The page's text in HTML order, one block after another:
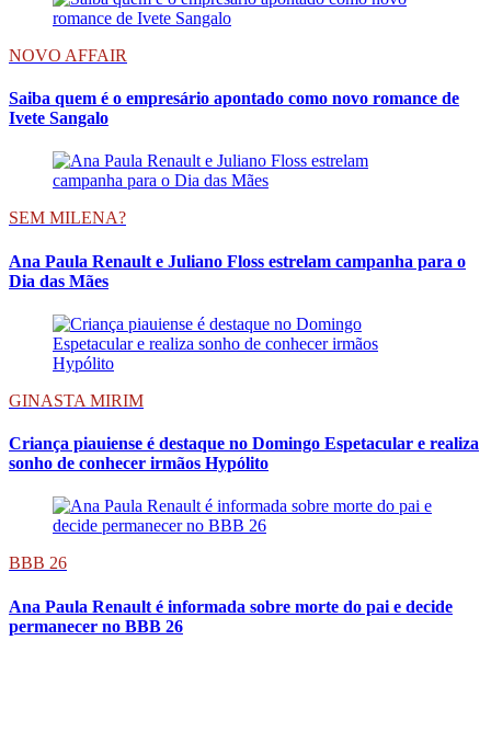
NOVO AFFAIR
Saiba quem é o empresário apontado como novo romance de
Ivete Sangalo
SEM MILENA?
Ana Paula Renault e Juliano Floss estrelam campanha para o
Dia das Mães
GINASTA MIRIM
Criança piauiense é destaque no Domingo Espetacular e realiza
sonho de conhecer irmãos Hypólito
BBB 26
Ana Paula Renault é informada sobre morte do pai e decide
permanecer no BBB 26